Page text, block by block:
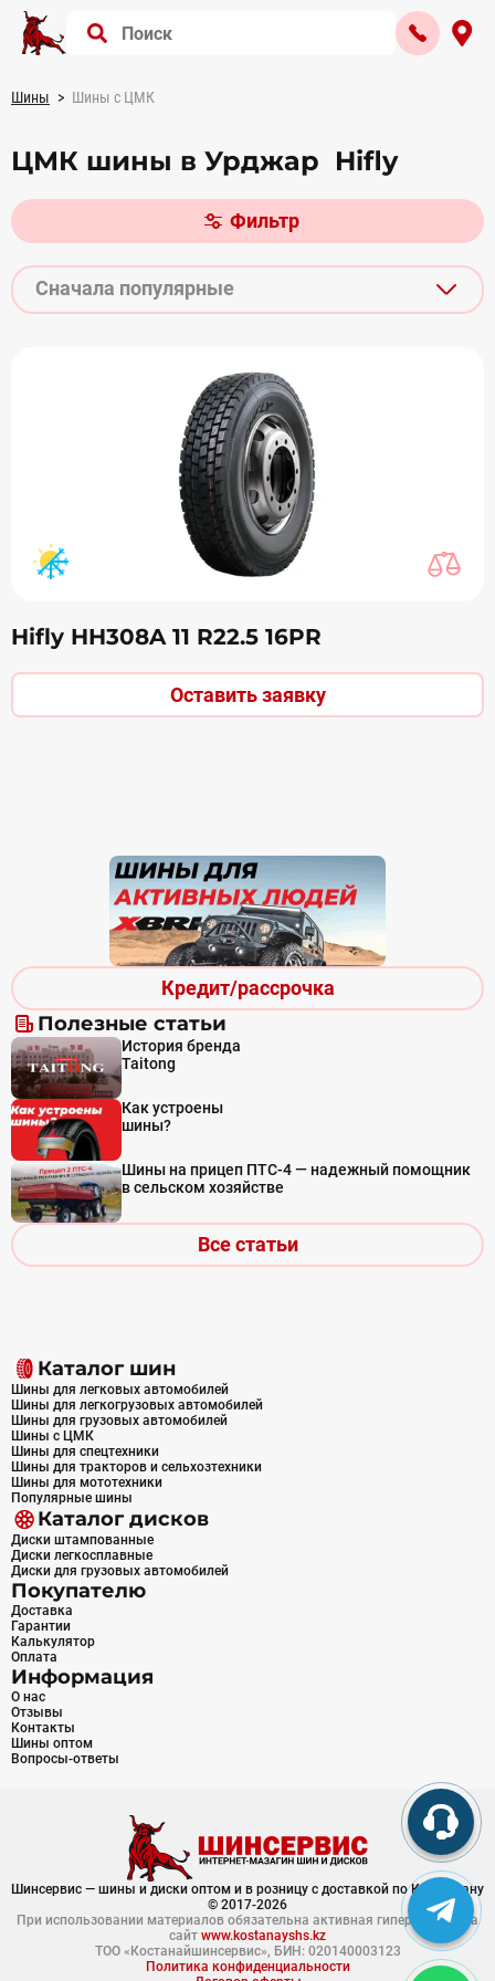
Шины Шины с ЦМК
Кредит/рассрочка
Полезные статьи
История бренда
Taitong
Как устроены
шины?
Шины на прицеп ПТС-4 — надежный помощник
в сельском хозяйстве
Все статьи
ЦМК шины в Урджар Hifly
Фильтр
Сначала популярные
Hifly HH308A 11 R22.5 16PR
Оставить заявку
Каталог шин
Шины для легковых автомобилей
Шины для легкогрузовых автомобилей
Шины для грузовых автомобилей
Шины с ЦМК
Шины для спецтехники
Шины для тракторов и сельхозтехники
Шины для мототехники
Популярные шины
Каталог дисков
Диски штампованные
Диски легкосплавные
Диски для грузовых автомобилей
Покупателю
Доставка
Гарантии
Калькулятор
Оплата
Информация
О нас
Отзывы
Контакты
Шины оптом
Вопросы-ответы
Шинсервис — шины и диски оптом и в розницу с доставкой по Казахстану
© 2017-2026
При использовании материалов обязательна активная гиперссылка на
сайт www.kostanayshs.kz
ТОО «Костанайшинсервис», БИН: 020140003123
Политика конфиденциальности